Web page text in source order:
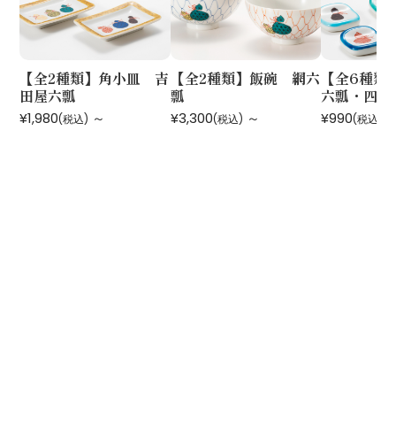
【全2種類】角小皿 吉
田屋六瓢
¥1,980(税込) ～
【全2種類】飯碗 網六
瓢
¥3,300(税込) ～
【全6種
六瓢・四角
¥990(税込)